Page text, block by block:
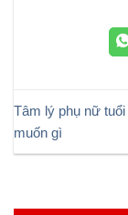
Tâm lý phụ nữ
muốn gì